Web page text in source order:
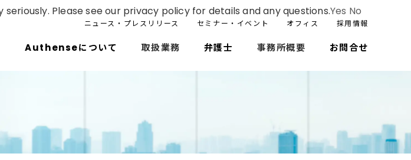
ニュース・プレスリリース セミナー・イベント オフィス 採用情報
Authenseについて 取扱業務 弁護士 事務所概要 お問合せ
Please see our privacy policy for details and any questions.Yes No